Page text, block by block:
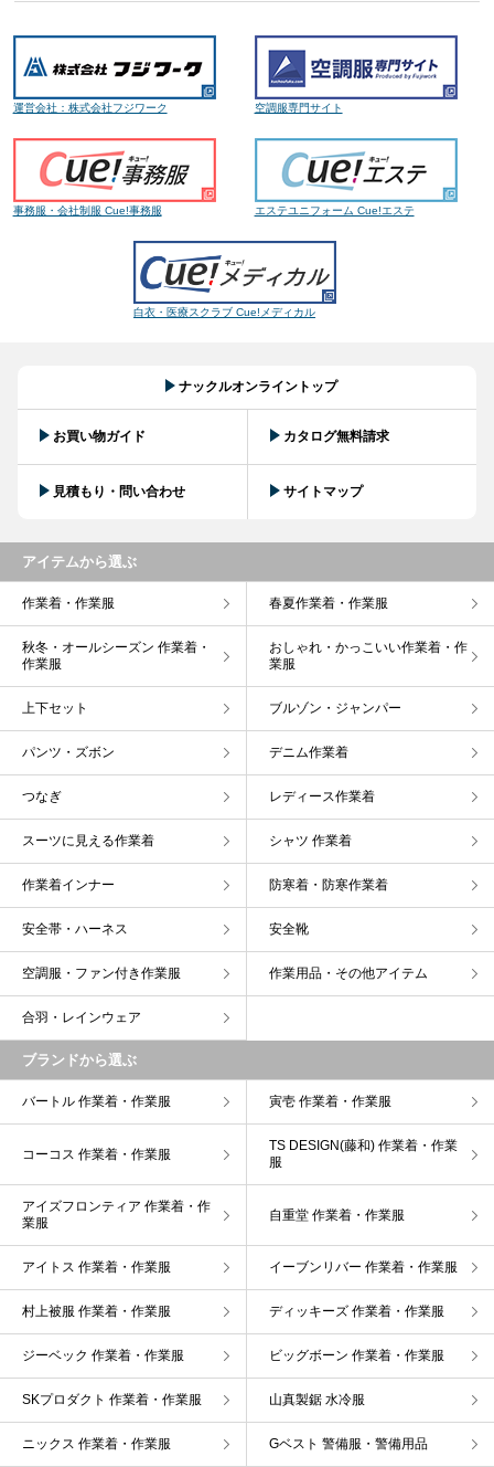
運営会社：株式会社フジワーク 空調服専門サイト
事務服・会社制服 Cue!事務服 エステユニフォーム Cue!エステ
白衣・医療スクラブ Cue!メディカル
ナックルオンライントップ
お買い物ガイド カタログ無料請求
見積もり・問い合わせ サイトマップ
アイテムから選ぶ
作業着・作業服 春夏作業着・作業服
秋冬・オールシーズン 作業着・
作業服
おしゃれ・かっこいい作業着・作
業服
上下セット ブルゾン・ジャンパー
パンツ・ズボン デニム作業着
つなぎ レディース作業着
スーツに見える作業着 シャツ 作業着
作業着インナー 防寒着・防寒作業着
安全帯・ハーネス 安全靴
空調服・ファン付き作業服 作業用品・その他アイテム
合羽・レインウェア
ブランドから選ぶ
バートル 作業着・作業服 寅壱 作業着・作業服
コーコス 作業着・作業服
TS DESIGN(藤和) 作業着・作業
服
アイズフロンティア 作業着・作
業服
自重堂 作業着・作業服
アイトス 作業着・作業服 イーブンリバー 作業着・作業服
村上被服 作業着・作業服 ディッキーズ 作業着・作業服
ジーベック 作業着・作業服 ビッグボーン 作業着・作業服
SKプロダクト 作業着・作業服 山真製鋸 水冷服
ニックス 作業着・作業服 Gベスト 警備服・警備用品